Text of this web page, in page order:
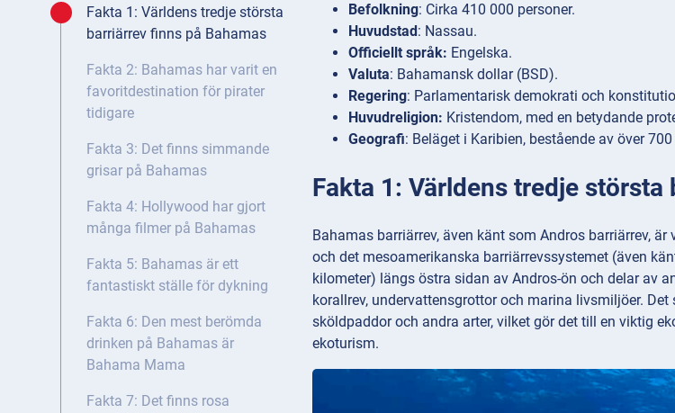
Fakta 1: Världens tredje största
barriärrev finns på Bahamas
Fakta 2: Bahamas har varit en
favoritdestination för pirater
tidigare
Fakta 3: Det finns simmande
grisar på Bahamas
Fakta 4: Hollywood har gjort
många filmer på Bahamas
Fakta 5: Bahamas är ett
fantastiskt ställe för dykning
Fakta 6: Den mest berömda
drinken på Bahamas är
Bahama Mama
Fakta 7: Det finns rosa
Befolkning: Cirka 410 000 personer.
Huvudstad : Nassau.
Officiellt språk: Engelska.
Valuta: Bahamansk dollar (BSD).
Regering: Parlamentarisk demokrati och
Huvudreligion: Kristendom, med en betydande
Geografi: Beläget i Karibien, bestående av över
Fakta 1: Världens tredje
Bahamas barriärrev, även känt som Andros barriärrev,
och det mesoamerikanska barriärrevssystemet (även
kilometer) längs östra sidan av Andros-ön och delar av
korallrev, undervattensgrottor och marina livsmiljöer.
sköldpaddor och andra arter, vilket gör det till en viktig
ekoturism.